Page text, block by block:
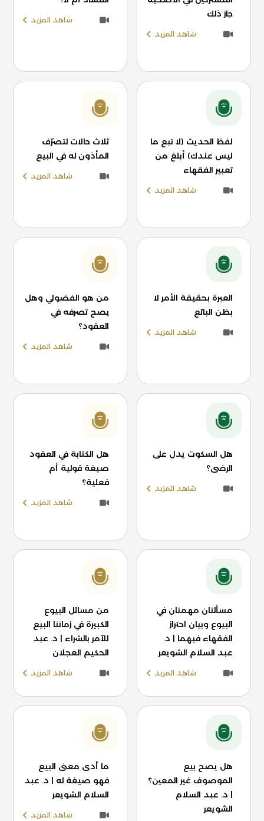
جاز ذلك
شاهد المزيد
شاهد المزيد
لفظ الحديث (لا تبع ما
ليس عندك) أبلغ من
تعبير الفقهاء
شاهد المزيد
ثلاث حالات لتصرّف
المأذون له في البيع
شاهد المزيد
العبرة بحقيقة الأمر لا
بظن البائع
شاهد المزيد
من هو الفضولي وهل
يصح تصرفه في
العقود؟
شاهد المزيد
هل السكوت يدل على
الرضى؟
شاهد المزيد
هل الكتابة في العقود
صيغة قولية أم
فعلية؟
شاهد المزيد
مسألتان مهمتان في
البيوع وبيان احتراز
الفقهاء فيهما | د.
عبد السلام الشويعر
شاهد المزيد
من مسائل البيوع
الكبيرة في زماننا البيع
للآمر بالشراء | د. عبد
الحكيم العجلان
شاهد المزيد
هل يصح بيع
الموصوف غير المعين؟
| د. عبد السلام
الشويعر
ما أدى معنى البيع
فهو صيغة له | د. عبد
السلام الشويعر
شاهد المزيد